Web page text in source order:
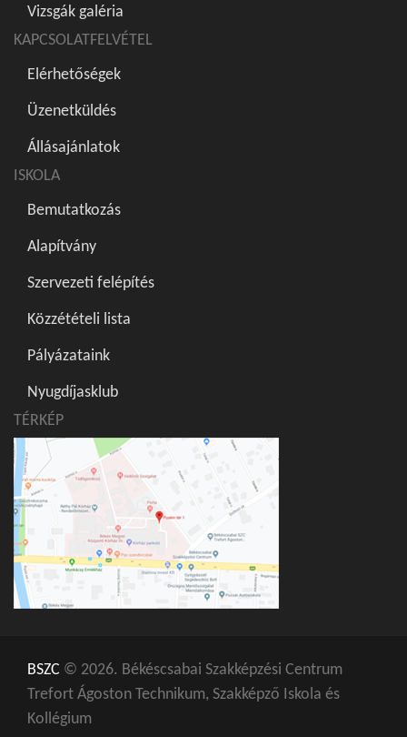
Vizsgák galéria
KAPCSOLATFELVÉTEL
Elérhetőségek
Üzenetküldés
Állásajánlatok
ISKOLA
Bemutatkozás
Alapítvány
Szervezeti felépítés
Közzétételi lista
Pályázataink
Nyugdíjasklub
TÉRKÉP
BSZC © 2026. Békéscsabai Szakképzési Centrum
Trefort Ágoston Technikum, Szakképző Iskola és
Kollégium